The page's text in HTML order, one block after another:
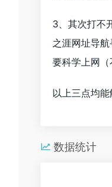
3、其次打不
之涯网址导
要科学上网（
以上三点均
数据统计